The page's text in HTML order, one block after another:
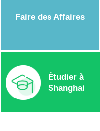
Faire des Affaires
Étudier à
Shanghai